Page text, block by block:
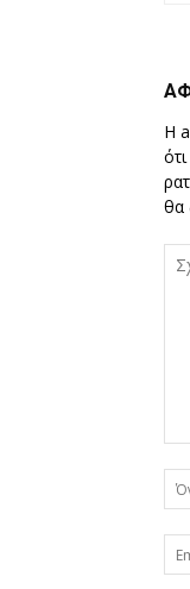
Η
θα